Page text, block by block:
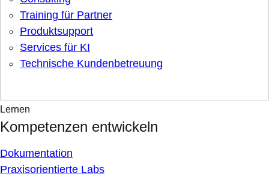
Training für Partner
Produktsupport
Services für KI
Technische Kundenbetreuung
Lernen
Kompetenzen entwickeln
Dokumentation
Praxisorientierte Labs